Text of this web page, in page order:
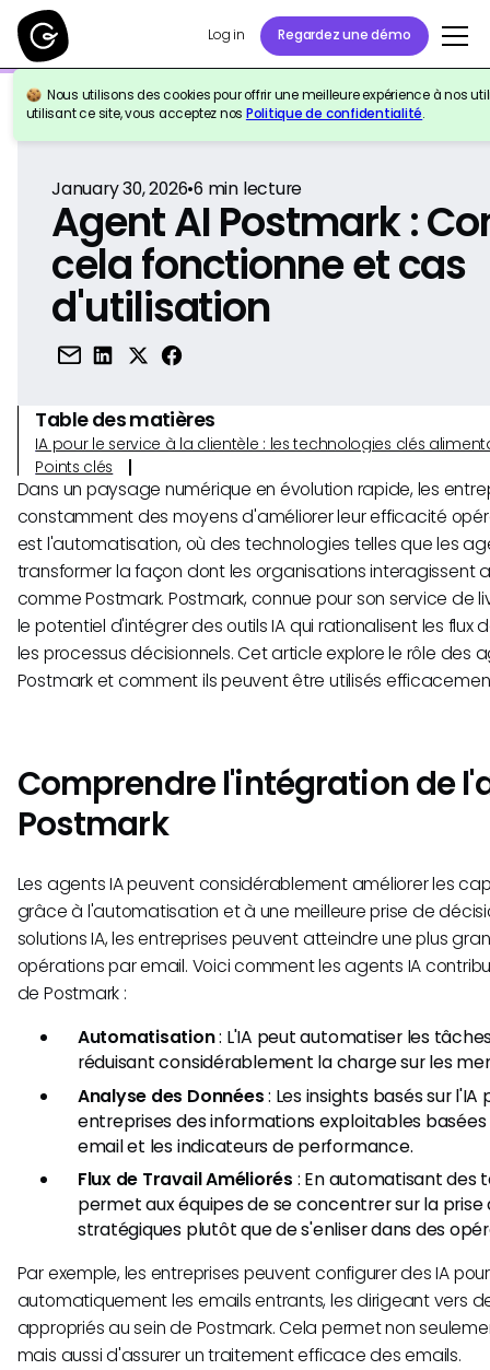
Log in Regardez une démo
Nous utilisons des cookies pour offrir une meilleure expérience à nos
utilisant ce site, vous acceptez nos Politique de confidentialité.
Retour à la référence
January 30, 2026•6 min lecture
Agent AI Postmark :
cela fonctionne et cas
d'utilisation
Table des matières
IA pour le service à la clientèle : les technologies clés
Points clés
Dans un paysage numérique en évolution rapide, les
constamment des moyens d'améliorer leur efficacité
est l'automatisation, où des technologies telles que les
transformer la façon dont les organisations interagissent
comme Postmark. Postmark, connue pour son service de
le potentiel d'intégrer des outils IA qui rationalisent les flux
les processus décisionnels. Cet article explore le rôle des
Postmark et comment ils peuvent être utilisés
Comprendre l'intégration de
Postmark
Les agents IA peuvent considérablement améliorer les
grâce à l'automatisation et à une meilleure prise de
solutions IA, les entreprises peuvent atteindre une plus
opérations par email. Voici comment les agents IA
de Postmark :
Automatisation: L'IA peut automatiser les
réduisant considérablement la charge sur les
Analyse des Données: Les insights basés sur
entreprises des informations exploitables
email et les indicateurs de performance.
Flux de Travail Améliorés : En automatisant des
permet aux équipes de se concentrer sur la prise
stratégiques plutôt que de s'enliser dans des
Par exemple, les entreprises peuvent configurer des IA
automatiquement les emails entrants, les dirigeant vers
appropriés au sein de Postmark. Cela permet non
mais aussi d'assurer un traitement efficace des emails.